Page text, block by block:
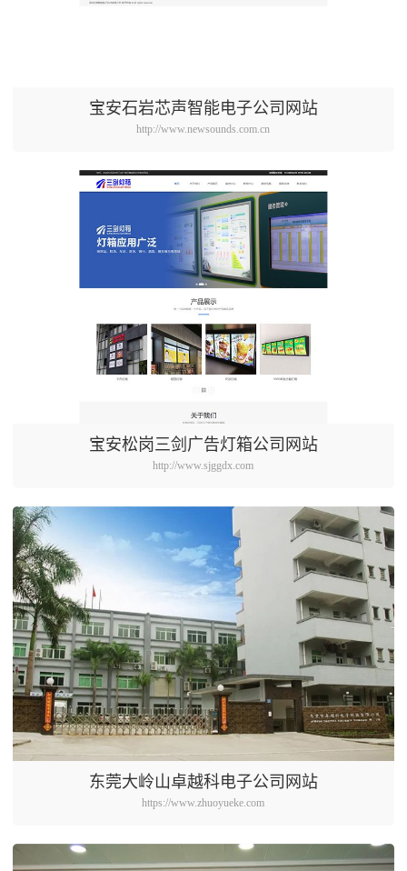
宝安石岩芯声智能电子公司网站
http://www.newsounds.com.cn
宝安松岗三剑广告灯箱公司网站
http://www.sjggdx.com
东莞大岭山卓越科电子公司网站
https://www.zhuoyueke.com